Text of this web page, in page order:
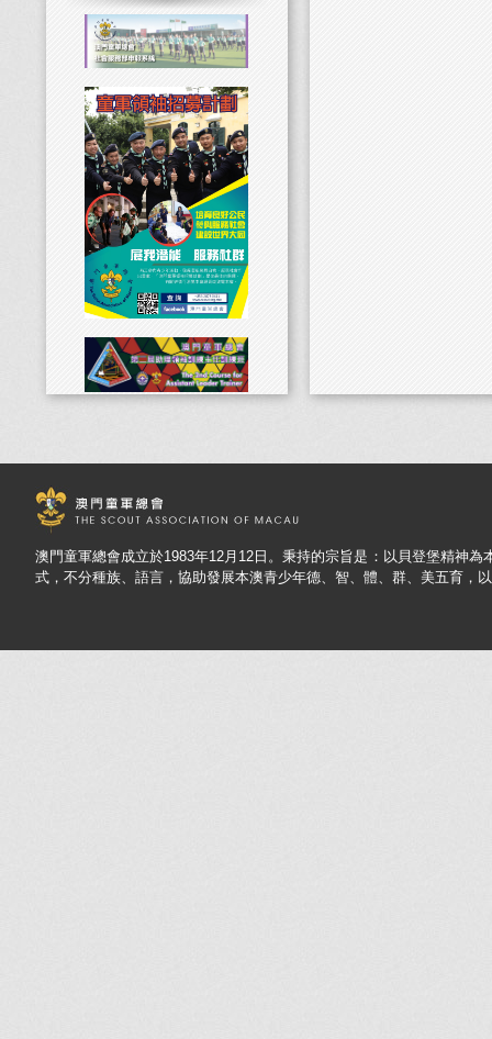
澳門童軍總會成立於1983年12月12日。秉持的宗旨是：以貝登堡精神為
式，不分種族、語言，協助發展本澳青少年德、智、體、群、美五育，